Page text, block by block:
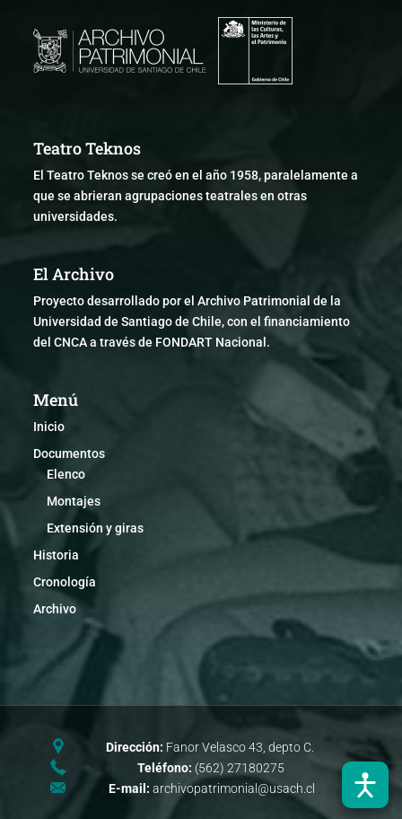
Teatro Teknos
El Teatro Teknos se creó en el año 1958, paralelamente a
que se abrieran agrupaciones teatrales en otras
universidades.
El Archivo
Proyecto desarrollado por el Archivo Patrimonial de la
Universidad de Santiago de Chile, con el financiamiento
del CNCA a través de FONDART Nacional.
Menú
Inicio
Documentos
Elenco
Montajes
Extensión y giras
Historia
Cronología
Archivo
Dirección: Fanor Velasco 43, depto C.
Teléfono: (562) 27180275
E-mail: archivopatrimonial@usach.cl